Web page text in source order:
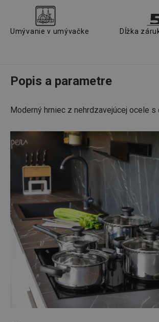
Umývanie v umývačke Dĺžka
Popis a parametre
Moderný hrniec z nehrdzavejúcej ocele s